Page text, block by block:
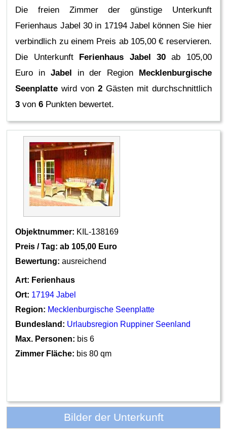
Die freien Zimmer der günstige Unterkunft
Ferienhaus Jabel 30 in 17194 Jabel können Sie hier
verbindlich zu einem Preis ab 105,00 € reservieren.
Die Unterkunft Ferienhaus Jabel 30ab 105,00
Euro in Jabel in der Region Mecklenburgische
Seenplatte wird von 2 Gästen mit durchschnittlich
3 von6 Punkten bewertet.
Objektnummer: KIL-138169
Preis / Tag: ab 105,00 Euro
Bewertung: ausreichend
Art: Ferienhaus
Ort: 17194 Jabel
Region: Mecklenburgische Seenplatte
Bundesland: Urlaubsregion Ruppiner Seenland
Max. Personen: bis 6
Zimmer Fläche: bis 80 qm
Bilder der Unterkunft